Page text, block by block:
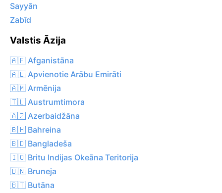
Sayyān
Zabīd
Valstis Āzija
🇦🇫 Afganistāna
🇦🇪 Apvienotie Arābu Emirāti
🇦🇲 Armēnija
🇹🇱 Austrumtimora
🇦🇿 Azerbaidžāna
🇧🇭 Bahreina
🇧🇩 Bangladeša
🇮🇴 Britu Indijas Okeāna Teritorija
🇧🇳 Bruneja
🇧🇹 Butāna